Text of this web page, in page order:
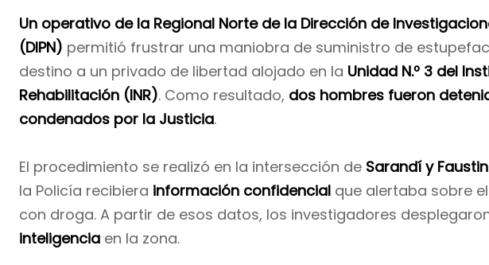
Un operativo de la Regional Norte de la Dirección de
(DIPN) permitió frustrar una maniobra de suministro de
destino a un privado de libertad alojado en la Unidad N.º 3 del
Rehabilitación (INR). Como resultado, dos hombres fueron
condenados por la Justicia.
El procedimiento se realizó en la intersección de Sarandí y
la Policía recibiera información confidencial que alertaba sobre
con droga. A partir de esos datos, los investigadores
inteligencia en la zona.